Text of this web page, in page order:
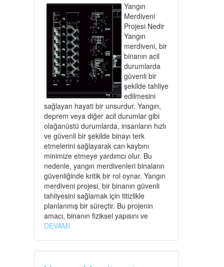
Yangın
Merdiveni
Projesi Nedir
Yangın
merdiveni, bir
binanın acil
durumlarda
güvenli bir
şekilde tahliye
edilmesini
sağlayan hayati bir unsurdur. Yangın,
deprem veya diğer acil durumlar gibi
olağanüstü durumlarda, insanların hızlı
ve güvenli bir şekilde binayı terk
etmelerini sağlayarak can kaybını
minimize etmeye yardımcı olur. Bu
nedenle, yangın merdivenleri binaların
güvenliğinde kritik bir rol oynar. Yangın
merdiveni projesi, bir binanın güvenli
tahliyesini sağlamak için titizlikle
planlanmış bir süreçtir. Bu projenin
amacı, binanın fiziksel yapısını ve
DEVAMI